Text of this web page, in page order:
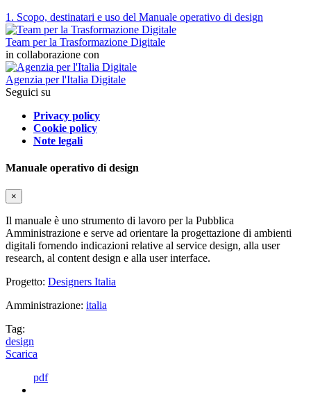
1. Scopo, destinatari e uso del Manuale operativo di design
Team per la Trasformazione Digitale
in collaborazione con
Agenzia per l'Italia Digitale
Seguici su
Privacy policy
Cookie policy
Note legali
Manuale operativo di design
×
Il manuale è uno strumento di lavoro per la Pubblica
Amministrazione e serve ad orientare la progettazione di ambienti
digitali fornendo indicazioni relative al service design, alla user
research, al content design e alla user interface.
Progetto: Designers Italia
Amministrazione: italia
Tag:
design
Scarica
pdf